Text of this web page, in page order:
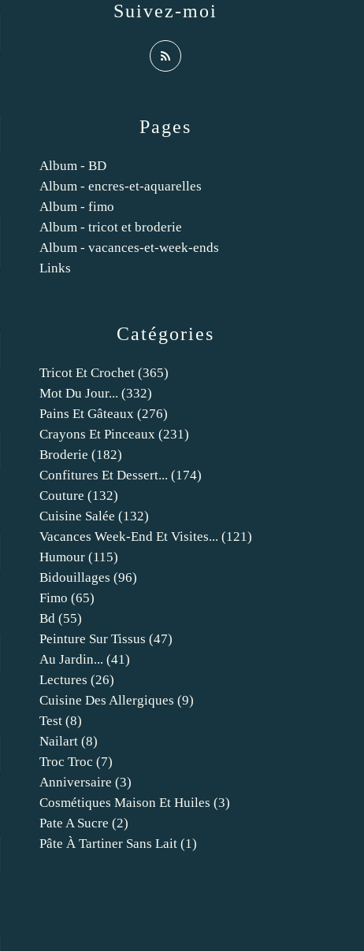
Catégories
Tricot Et Crochet (365)
Mot Du Jour... (332)
Pains Et Gâteaux (276)
Crayons Et Pinceaux (231)
Broderie (182)
Confitures Et Dessert... (174)
Couture (132)
Cuisine Salée (132)
Vacances Week-End Et Visites... (121)
Humour (115)
Bidouillages (96)
Fimo (65)
Bd (55)
Peinture Sur Tissus (47)
Au Jardin... (41)
Lectures (26)
Cuisine Des Allergiques (9)
Test (8)
Nailart (8)
Troc Troc (7)
Anniversaire (3)
Cosmétiques Maison Et Huiles (3)
Pate A Sucre (2)
Pâte À Tartiner Sans Lait (1)
Pages
Album - BD
Album - encres-et-aquarelles
Album - fimo
Album - tricot et broderie
Album - vacances-et-week-ends
Links
Suivez-moi